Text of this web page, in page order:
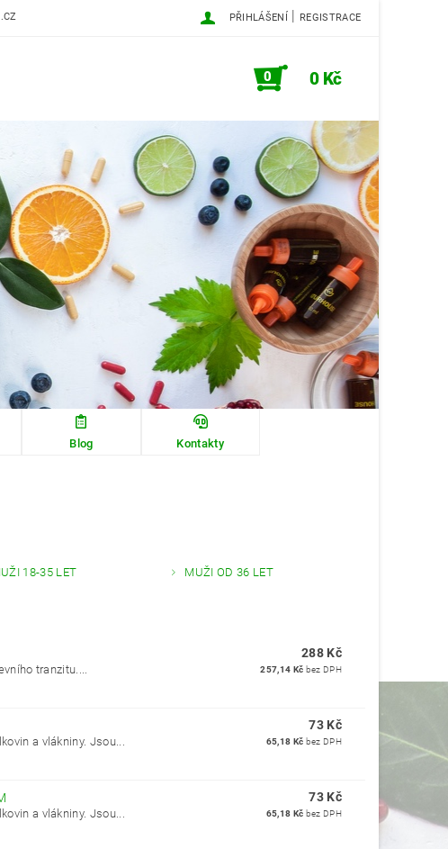
PŘIHLÁŠENÍ | REGISTRACE
0 0 Kč
Blog Kontakty
18-35 LET MUŽI OD 36 LET
tranzitu....
288 Kč
257,14 Kč bez DPH
a vlákniny. Jsou...
73 Kč
65,18 Kč bez DPH
a vlákniny. Jsou...
73 Kč
65,18 Kč bez DPH